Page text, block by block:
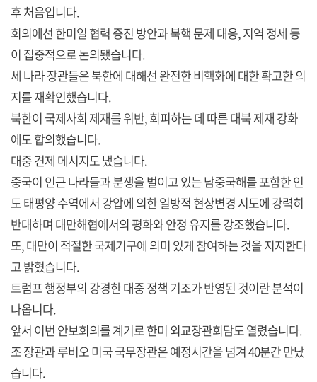
후 처음입니다.
회의에선 한미일 협력 증진 방안과 북핵 문제 대응, 지역 정세 등
이 집중적으로 논의됐습니다.
세 나라 장관들은 북한에 대해선 완전한 비핵화에 대한 확고한 의
지를 재확인했습니다.
북한이 국제사회 제재를 위반, 회피하는 데 따른 대북 제재 강화
에도 합의했습니다.
대중 견제 메시지도 냈습니다.
중국이 인근 나라들과 분쟁을 벌이고 있는 남중국해를 포함한 인
도 태평양 수역에서 강압에 의한 일방적 현상변경 시도에 강력히
반대하며 대만해협에서의 평화와 안정 유지를 강조했습니다.
또, 대만이 적절한 국제기구에 의미 있게 참여하는 것을 지지한다
고 밝혔습니다.
트럼프 행정부의 강경한 대중 정책 기조가 반영된 것이란 분석이
나옵니다.
앞서 이번 안보회의를 계기로 한미 외교장관회담도 열렸습니다.
조 장관과 루비오 미국 국무장관은 예정시간을 넘겨 40분간 만났
습니다.